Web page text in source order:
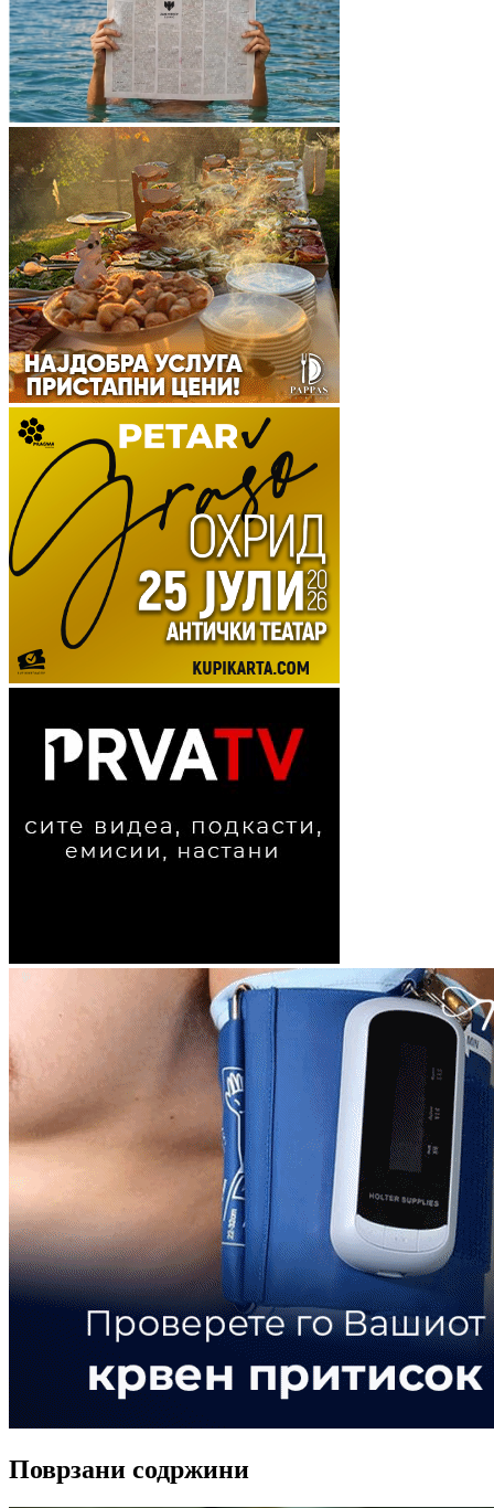
Поврзани содржини